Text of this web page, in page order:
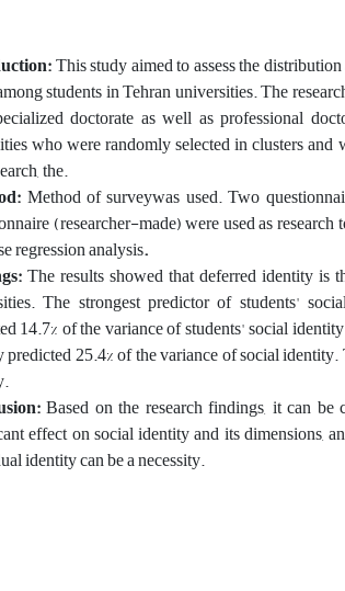
This study aimed to assess the
students in Tehran universities. The
doctorate as well as professional
who were randomly selected in clusters
the.
Method of surveywas used. Two
(researcher-made) were used as
regression analysis.
The results showed that deferred identity
The strongest predictor of students'
14.7% of the variance of students' social
25.4% of the variance of social
Based on the research findings, it can
effect on social identity and its dimensions,
identity can be a necessity.